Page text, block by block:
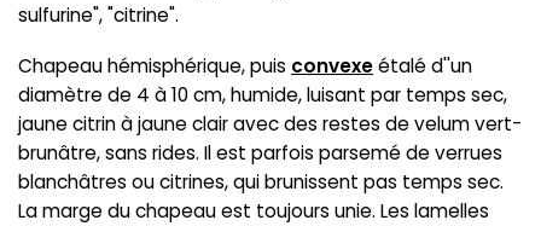
sulfurine", "citrine".
Chapeau hémisphérique, puis convexeétalé d''un
diamètre de 4 à 10 cm, humide, luisant par temps sec,
jaune citrin à jaune clair avec des restes de velum vert-
brunâtre, sans rides. Il est parfois parsemé de verrues
blanchâtres ou citrines, qui brunissent pas temps sec.
La marge du chapeau est toujours unie. Les lamelles